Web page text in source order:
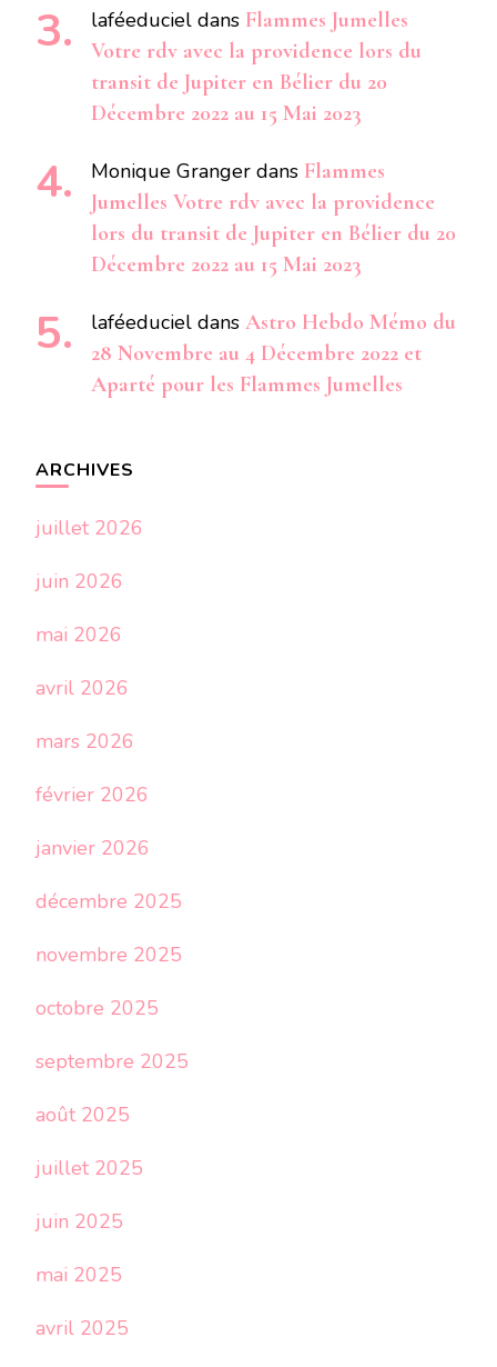
laféeduciel dans Flammes Jumelles
Votre rdv avec la providence lors du
transit de Jupiter en Bélier du 20
Décembre 2022 au 15 Mai 2023
Monique Granger dans Flammes
Jumelles Votre rdv avec la providence
lors du transit de Jupiter en Bélier du 20
Décembre 2022 au 15 Mai 2023
laféeduciel dans Astro Hebdo Mémo du
28 Novembre au 4 Décembre 2022 et
Aparté pour les Flammes Jumelles
ARCHIVES
juillet 2026
juin 2026
mai 2026
avril 2026
mars 2026
février 2026
janvier 2026
décembre 2025
novembre 2025
octobre 2025
septembre 2025
août 2025
juillet 2025
juin 2025
mai 2025
avril 2025